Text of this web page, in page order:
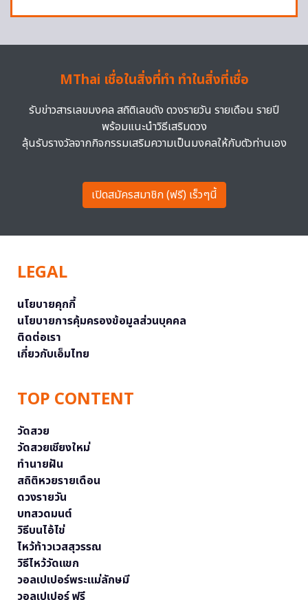
MThai เชื่อในสิ่งที่ทำ ทำในสิ่งที่เชื่อ
รับข่าวสารเลขมงคล สถิติเลขดัง ดวงรายวัน รายเดือน รายปี
พร้อมแนะนำวิธีเสริมดวง
ลุ้นรับรางวัลจากกิจกรรมเสริมความเป็นมงคลให้กับตัวท่านเอง
เปิดสมัครสมาชิก (ฟรี) เร็วๆนี้
LEGAL
นโยบายคุกกี้
นโยบายการคุ้มครองข้อมูลส่วนบุคคล
ติดต่อเรา
เกี่ยวกับเอ็มไทย
TOP CONTENT
วัดสวย
วัดสวยเชียงใหม่
ทำนายฝัน
สถิติหวยรายเดือน
ดวงรายวัน
บทสวดมนต์
วิธีบนไอ้ไข่
ไหว้ท้าวเวสสุวรรณ
วิธีไหว้วัดแขก
วอลเปเปอร์พระแม่ลักษมี
วอลเปเปอร์ ฟรี